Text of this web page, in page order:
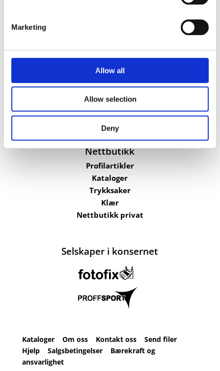
Marketing
Allow all
Allow selection
Deny
Vi utvikler produkter og konsepter i alle kanaler – Alt
fra enkle produkter til sammensatte kampanjer
Kontakt
51 82 67 00
Kvalebergveien 21, 4016 Stavanger
Man – fre 08:00 – 16:00
Nettbutikk
Profilartikler
Kataloger
Trykksaker
Klær
Nettbutikk privat
Selskaper i konsernet
Kataloger Om oss Kontakt oss
Send filer
Hjelp Salgsbetingelser
Bærekraft og
ansvarlighet